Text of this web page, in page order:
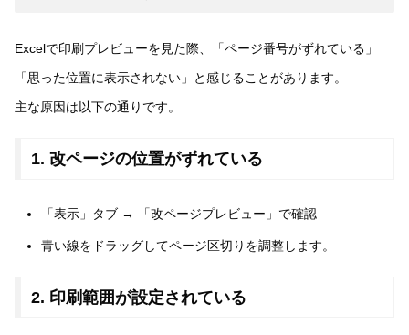
Excelで印刷プレビューを見た際、「ページ番号がずれている」
「思った位置に表示されない」と感じることがあります。
主な原因は以下の通りです。
1. 改ページの位置がずれている
「表示」タブ → 「改ページプレビュー」で確認
青い線をドラッグしてページ区切りを調整します。
2. 印刷範囲が設定されている